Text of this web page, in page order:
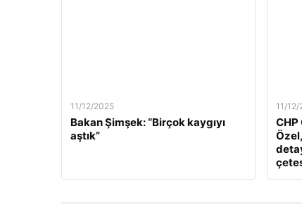
11/12/2025
Bakan Şimşek: “Birçok kaygıyı
aştık”
11/
CHP